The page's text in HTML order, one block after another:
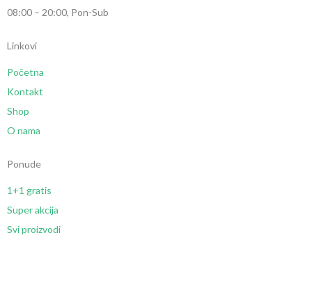
08:00 – 20:00, Pon-Sub
Linkovi
Početna
Kontakt
Shop
O nama
Ponude
1+1 gratis
Super akcija
Svi proizvodi